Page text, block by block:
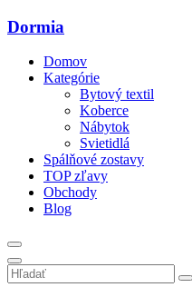
Dormia
Domov
Kategórie
Bytový textil
Koberce
Nábytok
Svietidlá
Spálňové zostavy
TOP zľavy
Obchody
Blog